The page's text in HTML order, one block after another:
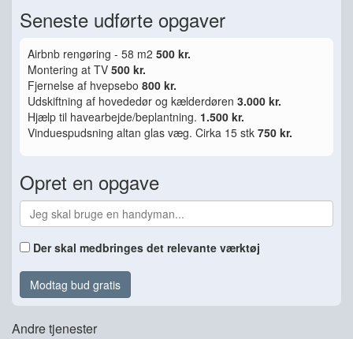
Seneste udførte opgaver
Airbnb rengøring - 58 m2 500 kr.
Montering at TV 500 kr.
Fjernelse af hvepsebo 800 kr.
Udskiftning af hovededør og kælderdøren 3.000 kr.
Hjælp til havearbejde/beplantning. 1.500 kr.
Vinduespudsning altan glas væg. Cirka 15 stk 750 kr.
Opret en opgave
Der skal medbringes det relevante værktøj
Modtag bud gratis
Andre tjenester